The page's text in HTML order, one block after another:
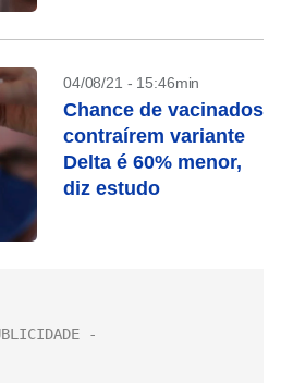
04/08/21 - 15:46min
Chance de vacinados
contraírem variante
Delta é 60% menor,
diz estudo